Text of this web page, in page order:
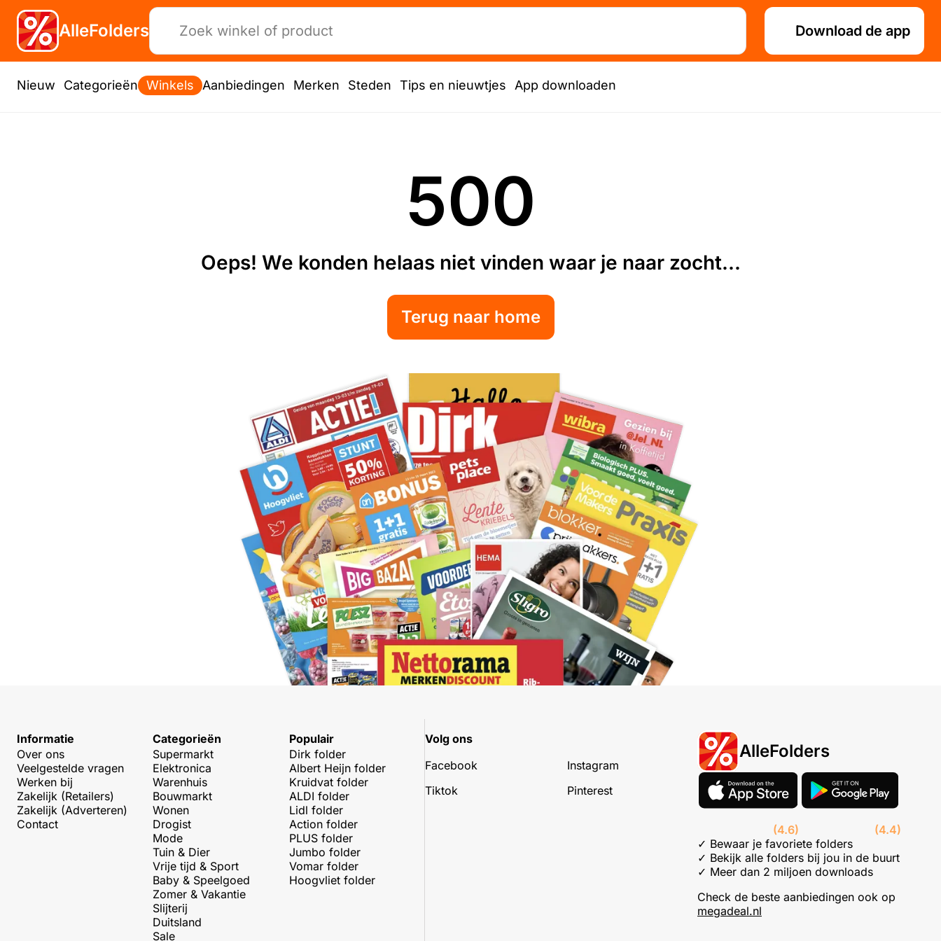
AlleFolders Download de app
Nieuw Categorieën Winkels Aanbiedingen Merken Steden Tips en nieuwtjes App downloaden
500
Oeps! We konden helaas niet vinden waar je naar zocht...
Terug naar home
Informatie
Over ons
Veelgestelde vragen
Werken bij
Zakelijk (Retailers)
Zakelijk (Adverteren)
Contact
Categorieën
Supermarkt
Elektronica
Warenhuis
Bouwmarkt
Wonen
Drogist
Mode
Tuin & Dier
Vrije tijd & Sport
Baby & Speelgoed
Zomer & Vakantie
Slijterij
Duitsland
Sale
Populair
Dirk folder
Albert Heijn folder
Kruidvat folder
ALDI folder
Lidl folder
Action folder
PLUS folder
Jumbo folder
Vomar folder
Hoogvliet folder
Volg ons
Facebook
Instagram
Tiktok
Pinterest
AlleFolders
(4.6)
(4.4)
✓ Bewaar je favoriete folders
✓ Bekijk alle folders bij jou in de buurt
✓ Meer dan 2 miljoen downloads
Check de beste aanbiedingen ook op
megadeal.nl